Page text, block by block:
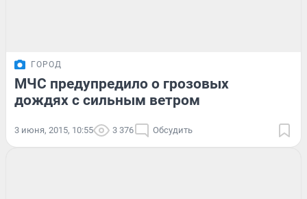
ГОРОД
МЧС предупредило о грозовых
дождях с сильным ветром
3 июня, 2015, 10:55 3 376 Обсудить